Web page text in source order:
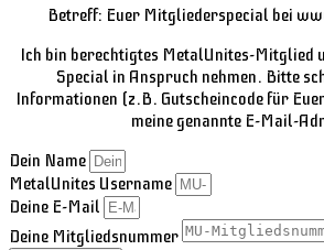
Betreff: Euer Mitgliederspecial bei
Ich bin berechtigtes MetalUnites-Mitglied
Special in Anspruch nehmen. Bitte
Informationen (z.B. Gutscheincode für
meine genannte E-Mail-
Dein Name
MetalUnites Username
Deine E-Mail
Deine Mitgliedsnummer